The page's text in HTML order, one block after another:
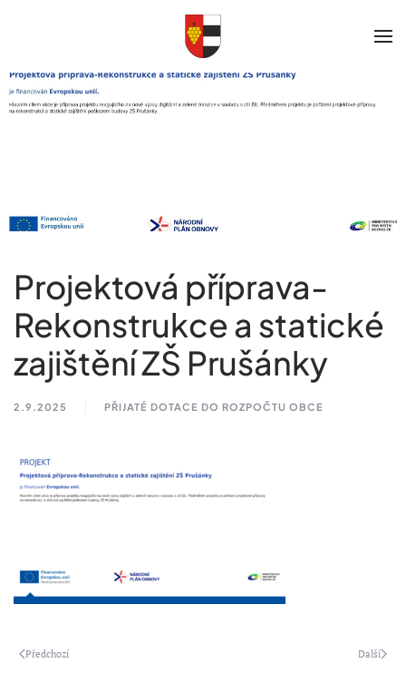
Projektová příprava-
Rekonstrukce a statické
zajištění ZŠ Prušánky
2.9.2025 PŘIJATÉ DOTACE DO ROZPOČTU OBCE
Předchozí Další